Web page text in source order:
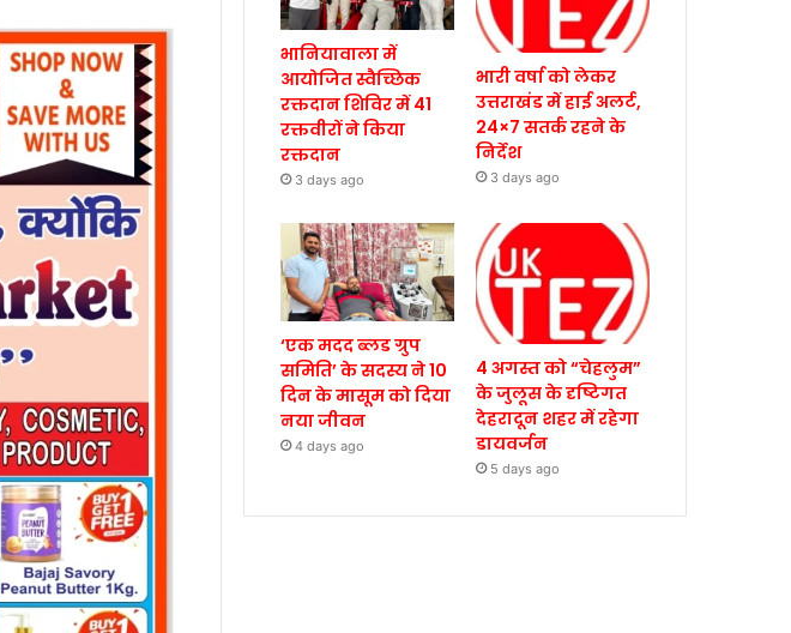
भानियावाला में
आयोजित स्वैच्छिक
रक्तदान शिविर में 41
रक्तवीरों ने किया
रक्तदान
3 days ago
भारी वर्षा को लेकर
उत्तराखंड में हाई अलर्ट,
24×7 सतर्क रहने के
निर्देश
3 days ago
‘एक मदद ब्लड ग्रुप
समिति’ के सदस्य ने 10
दिन के मासूम को दिया
नया जीवन
4 days ago
4 अगस्त को “चेहलुम”
के जुलूस के दृष्टिगत
देहरादून शहर में रहेगा
डायवर्जन
5 days ago